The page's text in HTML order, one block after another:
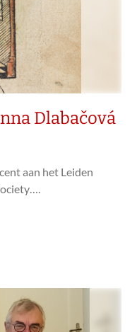
Dlabačová
aan het Leiden